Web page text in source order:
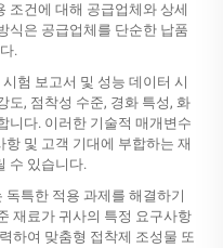
조건에 대해 공급업체와 상세
식은 공급업체를 단순한 납품
.
험 보고서 및 성능 데이터 시
도, 점착성 수준, 경화 특성, 화
니다. 이러한 기술적 매개변수
및 고객 기대에 부합하는 재
수 있습니다.
특한 적용 과제를 해결하기
재료가 귀사의 특정 요구사항
하여 맞춤형 접착제 조성물 또